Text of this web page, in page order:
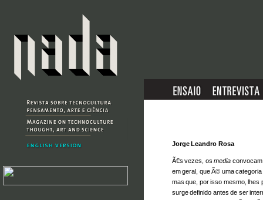
Jorge Leandro Rosa
Ã€s vezes, osmedia convocam
em geral, que Ã© uma
mas que, por isso mesmo, lhes
surge definido antes de ser